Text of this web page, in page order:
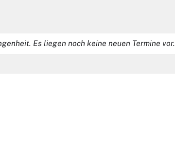
Es liegen noch keine neuen Termine vor.